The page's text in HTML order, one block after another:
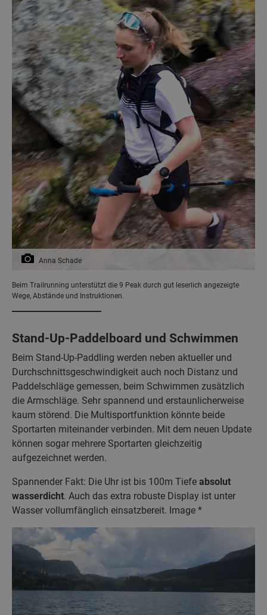
Anna Schade
Beim Trailrunning unterstützt die 9 Peak durch gut leserlich angezeigte
Wege, Abstände und Instruktionen.
Stand-Up-Paddelboard und Schwimmen
Beim Stand-Up-Paddling werden neben aktueller und
Durchschnittsgeschwindigkeit auch noch Distanz und
Paddelschläge gemessen, beim Schwimmen zusätzlich
die Armschläge. Sehr spannend und erstaunlicherweise
kaum störend. Die Multisportfunktion könnte beide
Sportarten miteinander verbinden. Mit dem neuen Update
können sogar mehrere Sportarten gleichzeitig
aufgezeichnet werden.
Spannender Fakt: Die Uhr ist bis 100m Tiefe absolut
wasserdicht. Auch das extra robuste Display ist unter
Wasser vollumfänglich einsatzbereit. Image *